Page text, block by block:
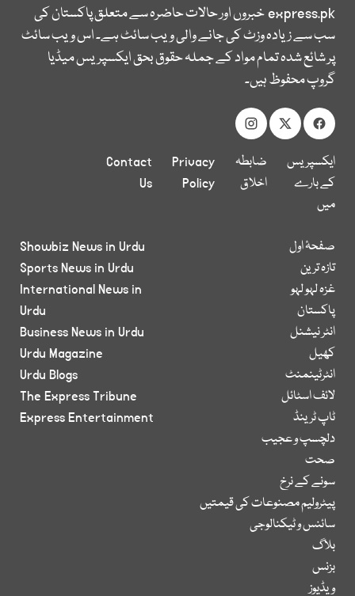
express.pkخبروں اور حالات حاضرہ سے متعلق پاکستان کی
سب سے زیادہ وزٹ کی جانے والی ویب سائٹ ہے۔ اس ویب سائٹ
پر شائع شدہ تمام مواد کے جملہ حقوق بحق ایکسپریس میڈیا
گروپ محفوظ ہیں۔
ایکسپریس
کے بارے
میں
ضابطہ
اخلاق
Privacy
Policy
Contact
Us
صفحۂ اول
تازہ ترین
غزہ لہو لہو
پاکستان
انٹر نیشنل
کھیل
انٹرٹینمنٹ
لائف اسٹائل
ٹاپ ٹرینڈ
دلچسپ و عجیب
صحت
سونے کے نرخ
پیٹرولیم مصنوعات کی قیمتیں
سائنس و ٹیکنالوجی
بلاگ
بزنس
ویڈیوز
Showbiz News in Urdu
Sports News in Urdu
International News in
Urdu
Business News in Urdu
Urdu Magazine
Urdu Blogs
The Express Tribune
Express Entertainment